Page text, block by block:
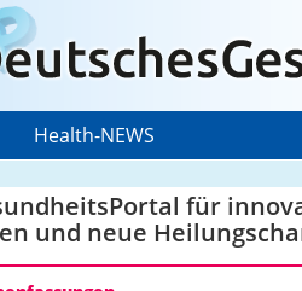
Health-NEWS
für
und neue